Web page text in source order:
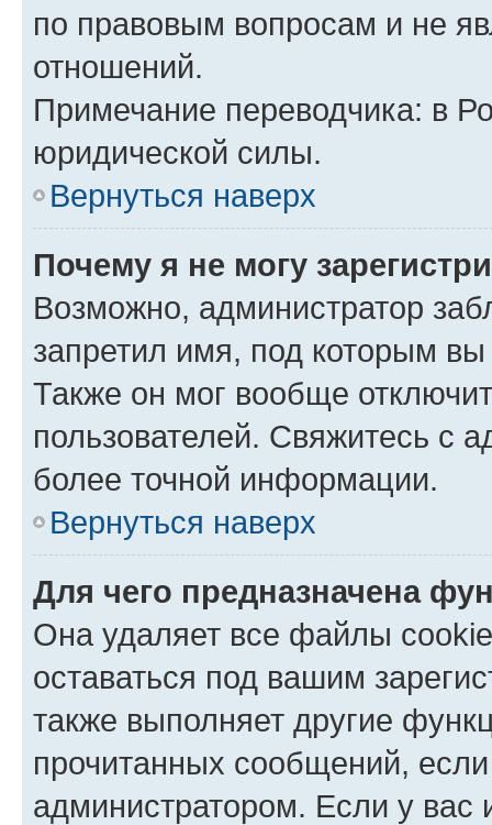
по правовым вопросам и не
отношений.
Примечание переводчика: в
юридической силы.
Вернуться наверх
Почему я не могу
Возможно, администратор
запретил имя, под которым вы
Также он мог вообще
пользователей. Свяжитесь с
более точной информации.
Вернуться наверх
Для чего предназначена
Она удаляет все файлы
оставаться под вашим
также выполняет другие
прочитанных сообщений,
администратором. Если у